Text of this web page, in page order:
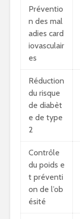
Préventio
n des mal
adies card
iovasculair
es
Réduction
du risque
de diabèt
e de type
2
Contrôle
du poids e
t préventi
on de l’ob
ésité